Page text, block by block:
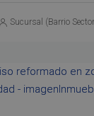
Sucursal (Barrio Sector